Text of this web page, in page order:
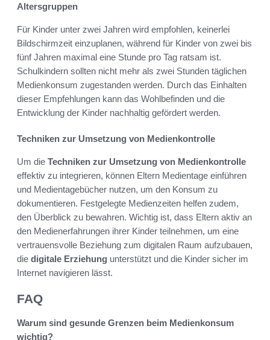
Altersgruppen
Für Kinder unter zwei Jahren wird empfohlen, keinerlei
Bildschirmzeit einzuplanen, während für Kinder von zwei bis
fünf Jahren maximal eine Stunde pro Tag ratsam ist.
Schulkindern sollten nicht mehr als zwei Stunden täglichen
Medienkonsum zugestanden werden. Durch das Einhalten
dieser Empfehlungen kann das Wohlbefinden und die
Entwicklung der Kinder nachhaltig gefördert werden.
Techniken zur Umsetzung von Medienkontrolle
Um die Techniken zur Umsetzung von Medienkontrolle
effektiv zu integrieren, können Eltern Medientage einführen
und Medientagebücher nutzen, um den Konsum zu
dokumentieren. Festgelegte Medienzeiten helfen zudem,
den Überblick zu bewahren. Wichtig ist, dass Eltern aktiv an
den Medienerfahrungen ihrer Kinder teilnehmen, um eine
vertrauensvolle Beziehung zum digitalen Raum aufzubauen,
die digitale Erziehung unterstützt und die Kinder sicher im
Internet navigieren lässt.
FAQ
Warum sind gesunde Grenzen beim Medienkonsum
wichtig?